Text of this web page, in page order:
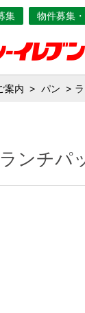
集 物件募集
案内 パン
ランチ